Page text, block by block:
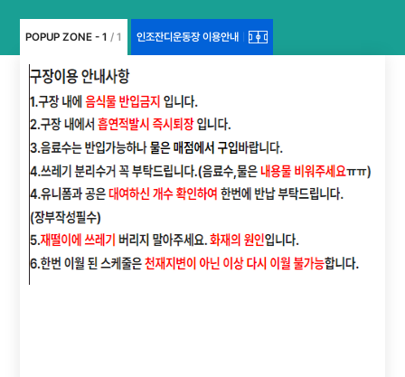
POPUP ZONE - 1 / 1 인조잔디운동장 이용안내